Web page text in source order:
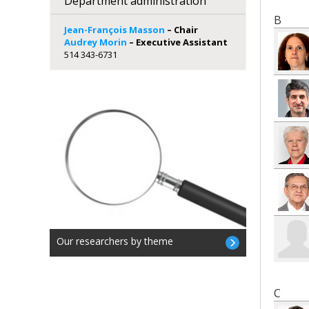
B
C
Jean-François Masson – Chair
Audrey Morin – Executive Assistant
514 343-6731
Our researchers by theme